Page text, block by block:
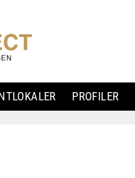
PROFILER